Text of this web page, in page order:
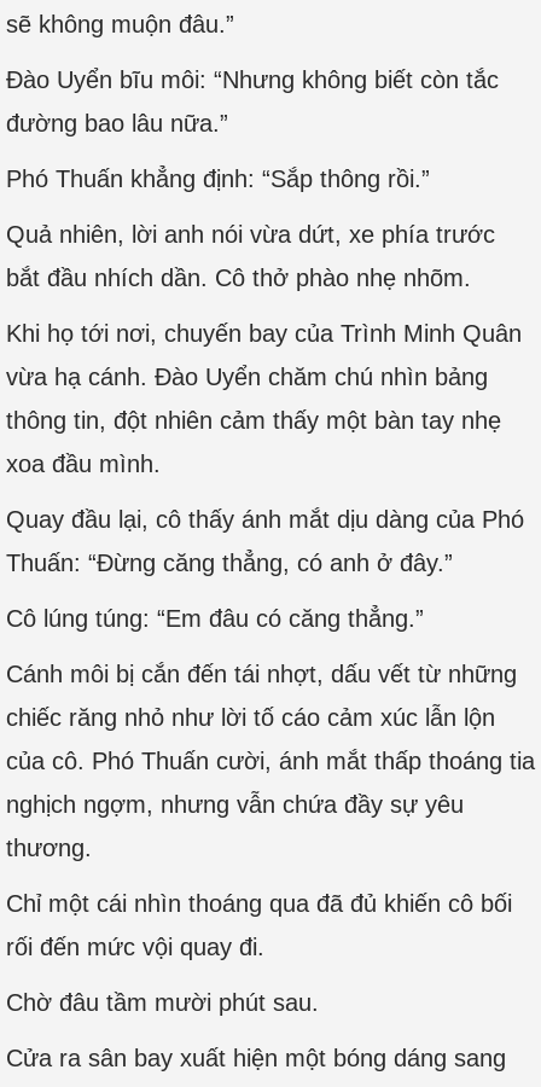
sẽ không muộn đâu.”
Đào Uyển bĩu môi: “Nhưng không biết còn tắc
đường bao lâu nữa.”
Phó Thuấn khẳng định: “Sắp thông rồi.”
Quả nhiên, lời anh nói vừa dứt, xe phía trước
bắt đầu nhích dần. Cô thở phào nhẹ nhõm.
Khi họ tới nơi, chuyến bay của Trình Minh Quân
vừa hạ cánh. Đào Uyển chăm chú nhìn bảng
thông tin, đột nhiên cảm thấy một bàn tay nhẹ
xoa đầu mình.
Quay đầu lại, cô thấy ánh mắt dịu dàng của Phó
Thuấn: “Đừng căng thẳng, có anh ở đây.”
Cô lúng túng: “Em đâu có căng thẳng.”
Cánh môi bị cắn đến tái nhợt, dấu vết từ những
chiếc răng nhỏ như lời tố cáo cảm xúc lẫn lộn
của cô. Phó Thuấn cười, ánh mắt thấp thoáng tia
nghịch ngợm, nhưng vẫn chứa đầy sự yêu
thương.
Chỉ một cái nhìn thoáng qua đã đủ khiến cô bối
rối đến mức vội quay đi.
Chờ đâu tầm mười phút sau.
Cửa ra sân bay xuất hiện một bóng dáng sang